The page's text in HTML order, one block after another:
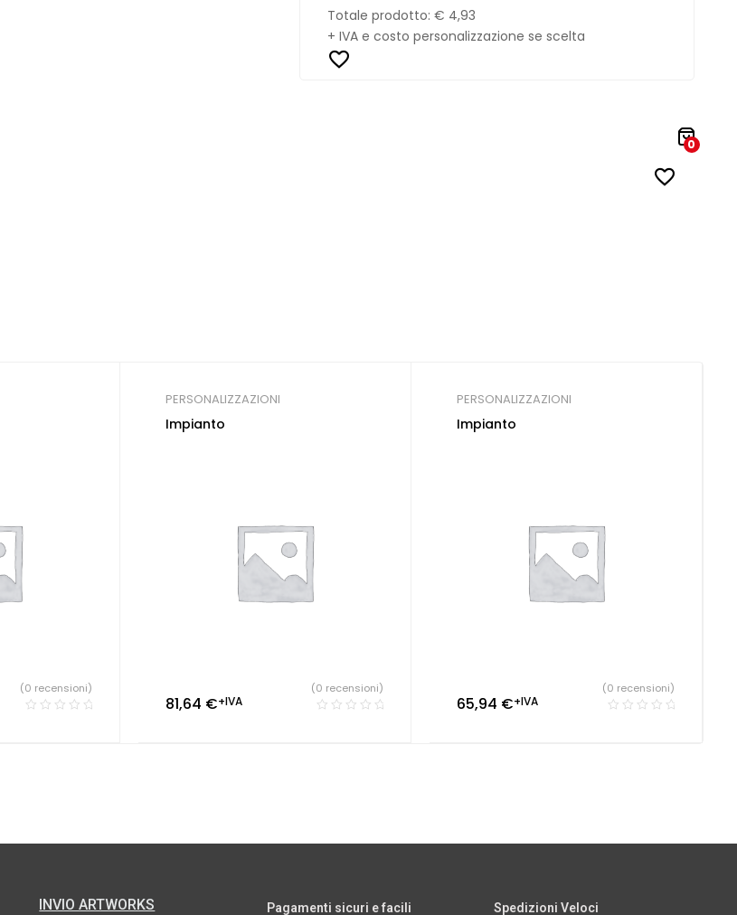
Totale prodotto: € 4,93
+ IVA e costo personalizzazione se scelta
0
(0 recensioni)
PERSONALIZZAZIONI
Impianto
81,64 €+IVA
(0 recensioni)
PERSONALIZZAZIONI
Impianto
65,94 €+IVA
(0 recensioni)
INVIO ARTWORKS Pagamenti sicuri e facili Spedizioni Veloci